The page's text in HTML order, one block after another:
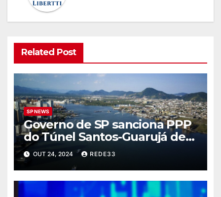
Related Post
SP NEWS
Governo de SP sanciona PPP
do Túnel Santos-Guarujá de
R$ 6 bilhões
OUT 24, 2024 REDE33